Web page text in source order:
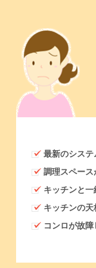
最新のシス
調理スペー
キッチンと
キッチンの
コンロが故